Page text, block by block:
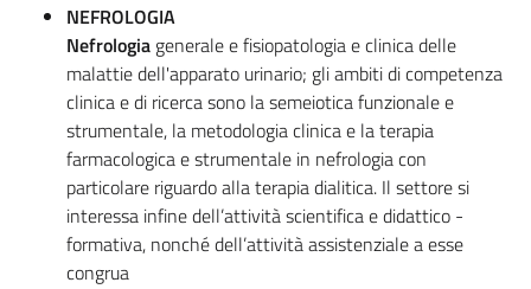
NEFROLOGIA
Nefrologia generale e fisiopatologia e clinica delle
malattie dell'apparato urinario; gli ambiti di competenza
clinica e di ricerca sono la semeiotica funzionale e
strumentale, la metodologia clinica e la terapia
farmacologica e strumentale in nefrologia con
particolare riguardo alla terapia dialitica. Il settore si
interessa infine dell’attività scientifica e didattico -
formativa, nonché dell’attività assistenziale a esse
congrua